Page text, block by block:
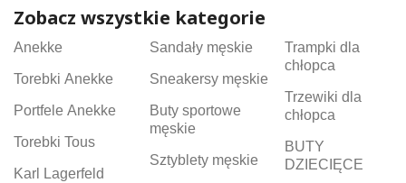
Zobacz wszystkie kategorie
Anekke
Torebki Anekke
Portfele Anekke
Torebki Tous
Karl Lagerfeld
Sandały męskie
Sneakersy męskie
Buty sportowe
męskie
Sztyblety męskie
Trampki dla
chłopca
Trzewiki dla
chłopca
BUTY
DZIECIĘCE